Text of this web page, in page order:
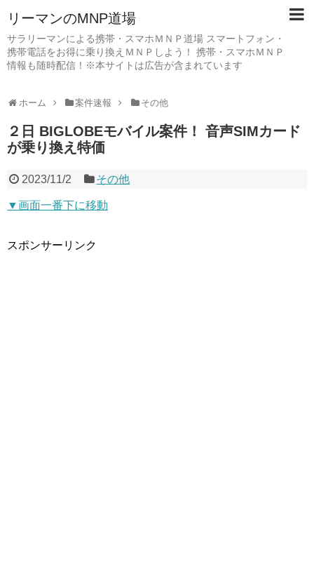
リーマンのMNP道場
サラリーマンによる携帯・スマホＭＮＰ道場 スマートフォン・
携帯電話をお得に乗り換えＭＮＰしよう！ 携帯・スマホＭＮＰ
情報も随時配信！※本サイトは広告が含まれています
ホーム 案件速報 その他
２日 BIGLOBEモバイル案件！ 音声SIMカード
が乗り換え特価
2023/11/2 その他
▼画面一番下に移動
スポンサーリンク